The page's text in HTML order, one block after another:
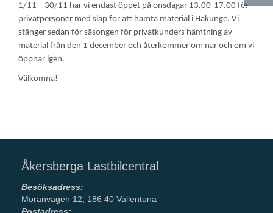
1/11 – 30/11 har vi endast öppet på onsdagar 13.00-17.00 för
privatpersoner med släp för att hämta material i Hakunge. Vi
stänger sedan för säsongen för privatkunders hämtning av
material från den 1 december och återkommer om när och om vi
öppnar igen.
Välkomna!
Åkersberga Lastbilcentral
Besöksadress:
Moränvägen 12, 186 40 Vallentuna
Postadress: